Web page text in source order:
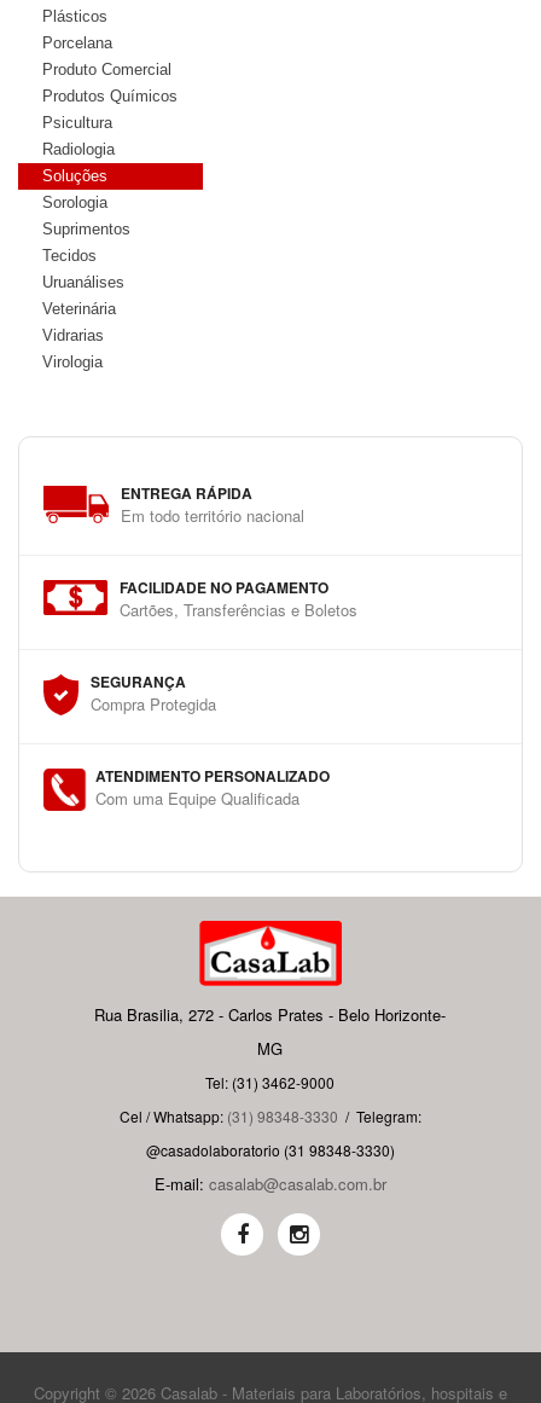
Plásticos
Porcelana
Produto Comercial
Produtos Químicos
Psicultura
Radiologia
Soluções
Sorologia
Suprimentos
Tecidos
Uruanálises
Veterinária
Vidrarias
Virologia
ENTREGA RÁPIDA
Em todo território nacional
FACILIDADE NO PAGAMENTO
Cartões, Transferências e Boletos
SEGURANÇA
Compra Protegida
ATENDIMENTO PERSONALIZADO
Com uma Equipe Qualificada
Rua Brasilia, 272 - Carlos Prates - Belo Horizonte-
MG
Tel: (31) 3462-9000
Cel / Whatsapp: (31) 98348-3330 / Telegram:
@casadolaboratorio (31 98348-3330)
E-mail: casalab@casalab.com.br
Copyright © 2026 Casalab - Materiais para Laboratórios, hospitais e